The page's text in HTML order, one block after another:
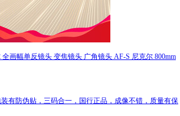
画幅单反镜头 变焦镜头 广角镜头 AF-S 尼克尔 800mm
有防伪贴，三码合一，国行正品，成像不错，质量有保